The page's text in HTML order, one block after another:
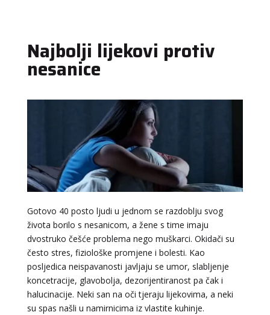
Najbolji lijekovi protiv
nesanice
Gotovo 40 posto ljudi u jednom se razdoblju svog
života borilo s nesanicom, a žene s time imaju
dvostruko češće problema nego muškarci. Okidači su
često stres, fiziološke promjene i bolesti. Kao
posljedica neispavanosti javljaju se umor, slabljenje
koncetracije, glavobolja, dezorijentiranost pa čak i
halucinacije. Neki san na oči tjeraju lijekovima, a neki
su spas našli u namirnicima iz vlastite kuhinje.